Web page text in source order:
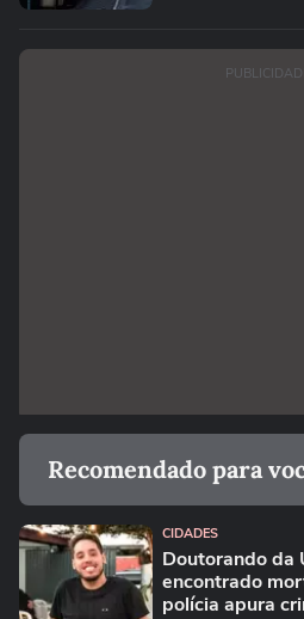
Recomendado para
CIDADES
Doutorando da
encontrado
polícia apura